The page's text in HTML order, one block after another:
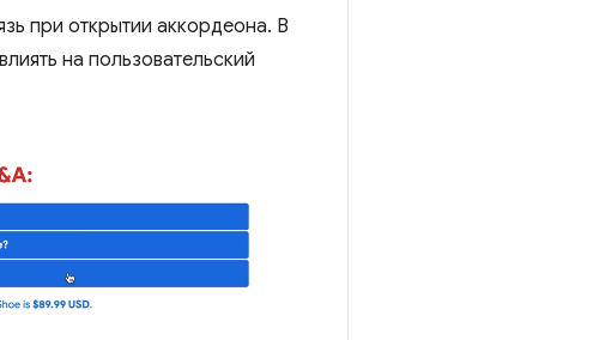
при открытии аккордеона. В
на пользовательский